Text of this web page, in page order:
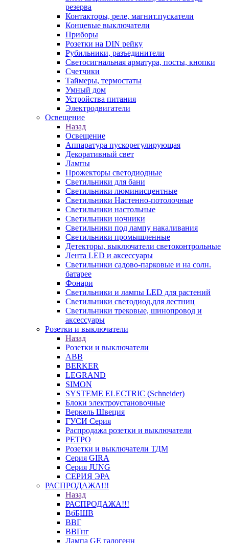
резерва
Контакторы, реле, магнит.пускатели
Концевые выключатели
Приборы
Розетки на DIN рейку
Рубильники, разъединители
Светосигнальная арматура, посты, кнопки
Счетчики
Таймеры, термостаты
Умный дом
Устройства питания
Электродвигатели
Освещение
Назад
Освещение
Аппаратура пускорегулирующая
Декоративный свет
Лампы
Прожекторы светодиодные
Светильники для бани
Светильники люминисцентные
Светильники Настенно-потолочные
Светильники настольные
Светильники ночники
Светильники под лампу накаливания
Светильники промышленные
Детекторы, выключатели светоконтрольные
Лента LED и аксессуары
Светильники садово-парковые и на солн.
батарее
Фонари
Светильники и лампы LED для растений
Светильники светодиод.для лестниц
Светильники трековые, шинопровод и
аксессуары
Розетки и выключатели
Назад
Розетки и выключатели
ABB
BERKER
LEGRAND
SIMON
SYSTEME ELECTRIC (Schneider)
Блоки электроустановочные
Веркель Швеция
ГУСИ Серия
Распродажа розетки и выключатели
РЕТРО
Розетки и выключатели ТДМ
Серия GIRA
Серия JUNG
СЕРИЯ ЭРА
РАСПРОДАЖА!!!
Назад
РАСПРОДАЖА!!!
ВбБШВ
ВВГ
ВВГнг
Лампа GE галогенн